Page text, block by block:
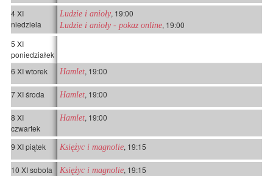
4 XI
niedziela
Ludzie i anioły, 19:00
Ludzie i anioły - pokaz online, 19:00
5 XI
poniedziałek
6 XI wtorek
Hamlet, 19:00
7 XI środa Hamlet, 19:00
8 XI
czwartek
Hamlet, 19:00
9 XI piątek Księżyc i magnolie, 19:15
10 XI sobota Księżyc i magnolie, 19:15